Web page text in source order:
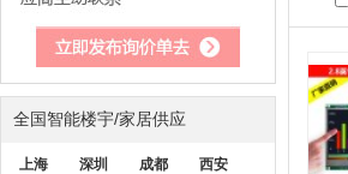
全国智能楼宇/家居供应
上海 深圳 成都 西安